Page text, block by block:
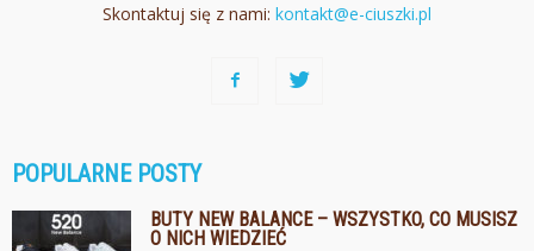
Skontaktuj się z nami: kontakt@e-ciuszki.pl
POPULARNE POSTY
BUTY NEW BALANCE – WSZYSTKO, CO MUSISZ
O NICH WIEDZIEĆ